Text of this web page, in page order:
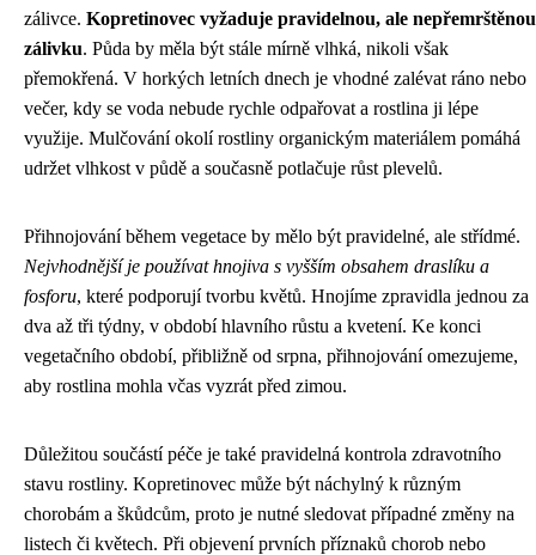
zálivce. Kopretinovec vyžaduje pravidelnou, ale nepřemrštěnou
zálivku. Půda by měla být stále mírně vlhká, nikoli však
přemokřená. V horkých letních dnech je vhodné zalévat ráno nebo
večer, kdy se voda nebude rychle odpařovat a rostlina ji lépe
využije. Mulčování okolí rostliny organickým materiálem pomáhá
udržet vlhkost v půdě a současně potlačuje růst plevelů.
Přihnojování během vegetace by mělo být pravidelné, ale střídmé.
Nejvhodnější je používat hnojiva s vyšším obsahem draslíku a
fosforu, které podporují tvorbu květů. Hnojíme zpravidla jednou za
dva až tři týdny, v období hlavního růstu a kvetení. Ke konci
vegetačního období, přibližně od srpna, přihnojování omezujeme,
aby rostlina mohla včas vyzrát před zimou.
Důležitou součástí péče je také pravidelná kontrola zdravotního
stavu rostliny. Kopretinovec může být náchylný k různým
chorobám a škůdcům, proto je nutné sledovat případné změny na
listech či květech. Při objevení prvních příznaků chorob nebo